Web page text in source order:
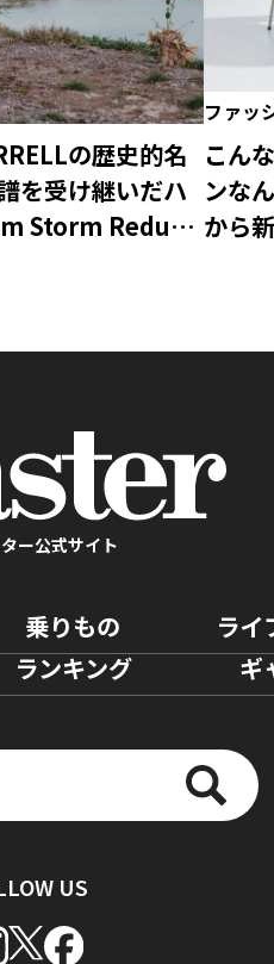
の歴史的名
を受け継いだハ
Storm Redux
ファッ
こん
ンな
から
ー公式サイト
乗りもの ライ
ランキング ギ
US